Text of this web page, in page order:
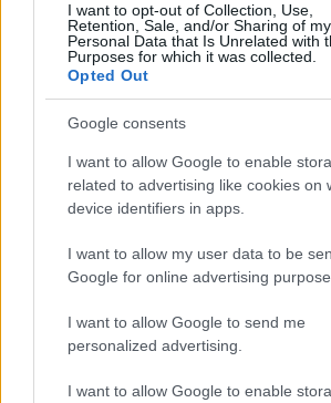
I want to opt-out of Collection, Use,
Retention, Sale, and/or Sharing of my
Personal Data that Is Unrelated with
Purposes for which it was collected.
Opted Out
Google consents
I want to allow Google to enable
related to advertising like cookies on
device identifiers in apps.
I want to allow my user data to be
Google for online advertising
I want to allow Google to send me
personalized advertising.
I want to allow Google to enable
VBK 20 - Újraindító